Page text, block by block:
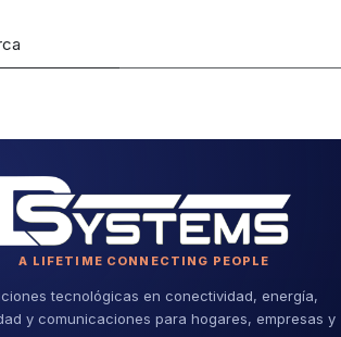
A LIFETIME CONNECTING PEOPLE
tecnológicas en conectividad, energía,
y comunicaciones para hogares, empresas y